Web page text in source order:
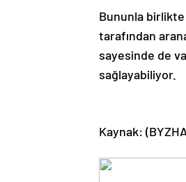
Bununla birlikte
tarafından
sayesinde de
sağlayabiliyor.
Kaynak: